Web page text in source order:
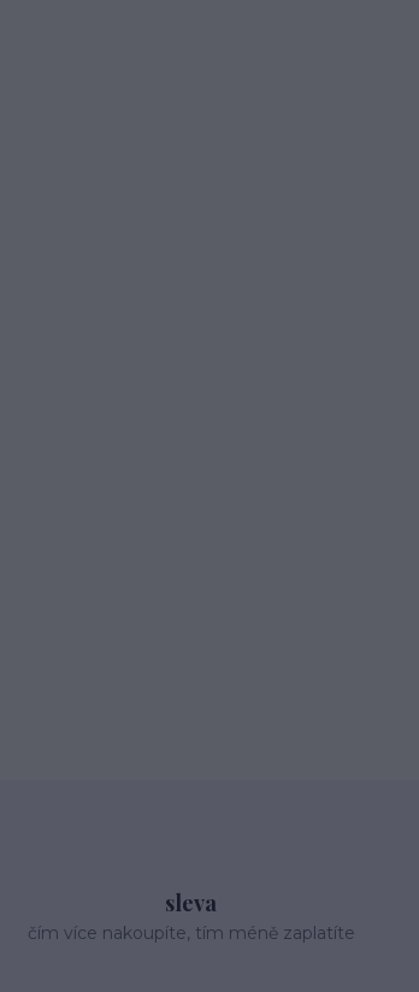
sleva
čím více nakoupíte, tím méně zaplatíte